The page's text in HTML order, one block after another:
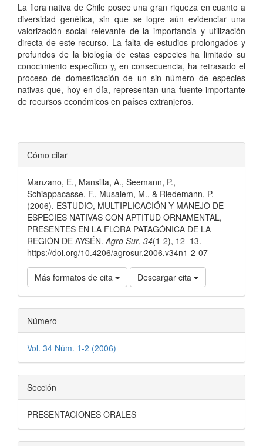
La flora nativa de Chile posee una gran riqueza en cuanto a
diversidad genética, sin que se logre aún evidenciar una
valorización social relevante de la importancia y utilización
directa de este recurso. La falta de estudios prolongados y
profundos de la biología de estas especies ha limitado su
conocimiento específico y, en consecuencia, ha retrasado el
proceso de domesticación de un sin número de especies
nativas que, hoy en día, representan una fuente importante
de recursos económicos en países extranjeros.
Detalles
del
artículo
Cómo citar
Manzano, E., Mansilla, A., Seemann, P.,
Schiappacasse, F., Musalem, M., & Riedemann, P.
(2006). ESTUDIO, MULTIPLICACIÓN Y MANEJO DE
ESPECIES NATIVAS CON APTITUD ORNAMENTAL,
PRESENTES EN LA FLORA PATAGÓNICA DE LA
REGIÓN DE AYSÉN. Agro Sur, 34(1-2), 12–13.
https://doi.org/10.4206/agrosur.2006.v34n1-2-07
Más formatos de cita Descargar cita
Número
Vol. 34 Núm. 1-2 (2006)
Sección
PRESENTACIONES ORALES